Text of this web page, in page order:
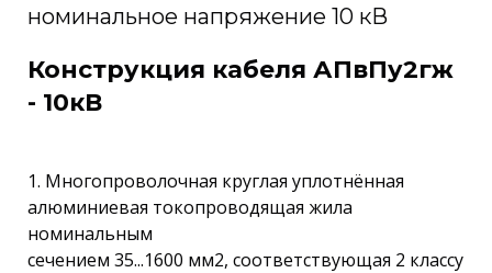
номинальное напряжение 10 кВ
Конструкция кабеля АПвПу2гж
- 10кВ
1. Многопроволочная круглая уплотнённая
алюминиевая токопроводящая жила
номинальным
сечением 35...1600 мм2, соответствующая 2 классу